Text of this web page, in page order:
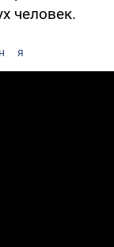
человек.